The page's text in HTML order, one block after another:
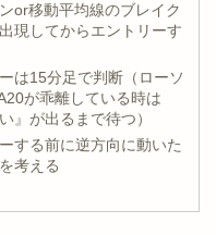
or移動平均線のブレイク
現してからエントリーす
は15分足で判断（ローソ
が乖離している時は
』が出るまで待つ）
する前に逆方向に動いた
考える